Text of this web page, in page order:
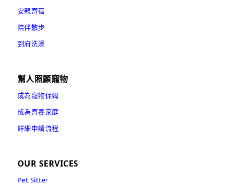
安親寄宿
陪伴散步
到府洗澡
幫人照顧寵物
成為寵物保姆
成為寄養家庭
詳細申請流程
OUR SERVICES
Pet Sitter